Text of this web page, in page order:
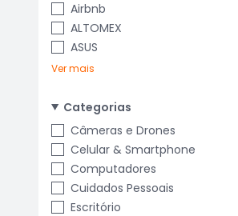
Airbnb
ALTOMEX
ASUS
Ver mais
Categorias
Câmeras e Drones
Celular & Smartphone
Computadores
Cuidados Pessoais
Escritório